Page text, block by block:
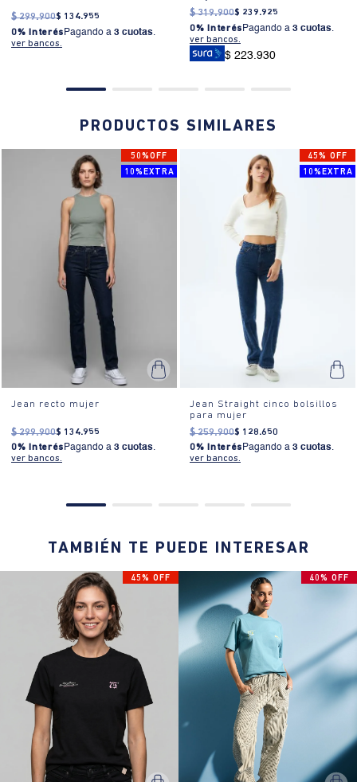
$ 299.900$ 134.955
0% Interés Pagando a 3 cuotas.
ver bancos.
$ 319.900$ 239.925
0% Interés Pagando a 3 cuotas.
ver bancos.
$ 223.930
PRODUCTOS SIMILARES
50%OFF
10%EXTRA
Jean recto mujer
$ 299.900$ 134.955
0% InterésPagando a 3 cuotas.
ver bancos.
45% OFF
10%EXTRA
Jean Straight cinco bolsillos
para mujer
$ 259.900$ 128.650
0% InterésPagando a 3 cuotas.
ver bancos.
TAMBIÉN TE PUEDE INTERESAR
45% OFF 40% OFF